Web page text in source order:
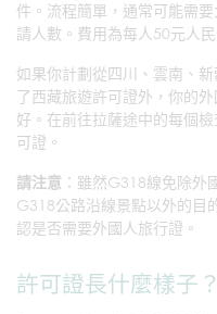
件。流程簡單，通常可能需
請人數。費用為每人50元人民
如果你計劃從四川、雲南、
了西藏旅遊許可證外，你的
好。在前往拉薩途中的每個
可證。
請注意 ：雖然G318線免除外
G318公路沿線景點以外的目
認是否需要外國人旅行證。
許可證長什麼樣子？